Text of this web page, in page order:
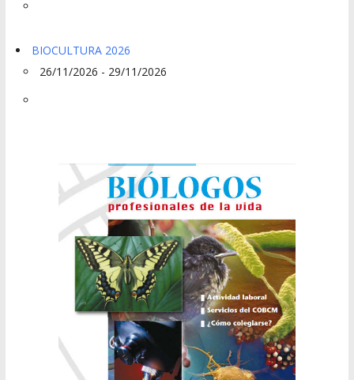
BIOCULTURA 2026
26/11/2026 - 29/11/2026